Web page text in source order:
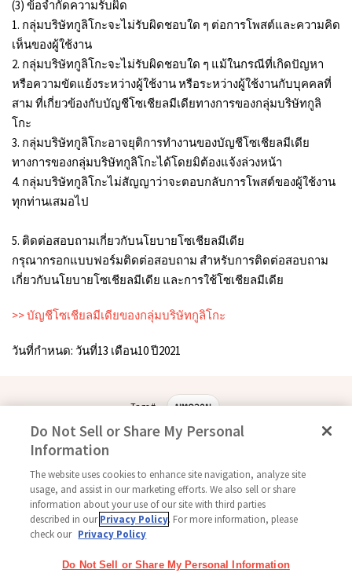
(3) ข้อจำกัดความรับผิด
1. กลุ่มบริษัทกูลิโกะจะไม่รับผิดชอบใด ๆ ต่อการโพสต์และความคิด
เห็นของผู้ใช้งาน
2. กลุ่มบริษัทกูลิโกะจะไม่รับผิดชอบใด ๆ แม้ในกรณีที่เกิดปัญหา
หรือความขัดแย้งระหว่างผู้ใช้งาน หรือระหว่างผู้ใช้งานกับบุคคลที่
สาม ที่เกี่ยวข้องกับบัญชีโซเชียลมีเดียทางการของกลุ่มบริษัทกูลิ
โกะ
3. กลุ่มบริษัทกูลิโกะอาจยุติการทำงานของบัญชีโซเชียลมีเดีย
ทางการของกลุ่มบริษัทกูลิโกะได้โดยมิต้องแจ้งล่วงหน้า
4. กลุ่มบริษัทกูลิโกะไม่สัญญาว่าจะตอบกลับการโพสต์ของผู้ใช้งาน
ทุกท่านเสมอไป
5. ติดต่อสอบถามเกี่ยวกับนโยบายโซเชียลมีเดีย
กรุณากรอกแบบฟอร์มติดต่อสอบถาม สำหรับการติดต่อสอบถาม
เกี่ยวกับนโยบายโซเชียลมีเดีย และการใช้โซเชียลมีเดีย
>> บัญชีโซเชียลมีเดียของกลุ่มบริษัทกูลิโกะ
วันที่กำหนด: วันที่13 เดือน10 ปี2021
Tags # บทความ
ติดตามเรา
นโยบายความเป็นส่วนตัว นโยบายโซเชียลมีเดีย แผนผังเว็บไซด์ การตั้งค่าคุกกี้
Do Not Sell or Share My Personal
Information
The website uses cookies to enhance site navigation, analyze site
usage, and assist in our marketing efforts. We also sell or share
information about your use of our site with third parties
described in ourPrivacy Policy. For more information, please
check our Privacy Policy
Do Not Sell or Share My Personal Information